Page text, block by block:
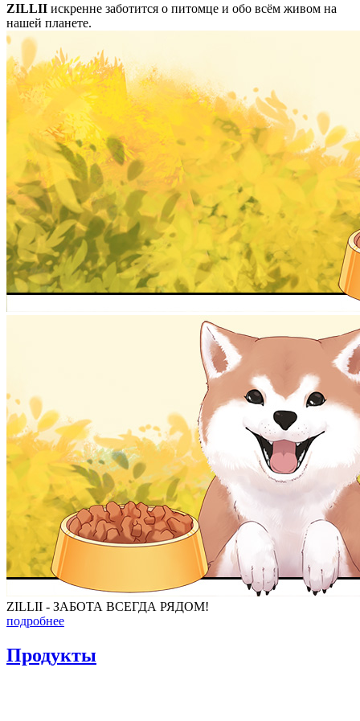
ZILLII искренне заботится о питомце и обо всём живом на
нашей планете.
ZILLII - ЗАБОТА ВСЕГДА РЯДОМ!
подробнее
Продукты